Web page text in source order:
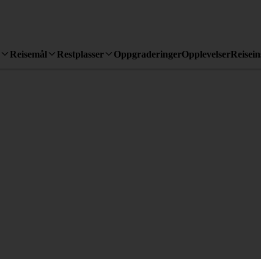
Reisemål Restplasser OppgraderingerOpplevelser